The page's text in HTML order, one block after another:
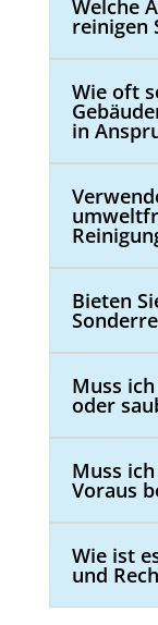
Welche
reinigen
Wie oft
in
Bieten
Muss
oder
Muss
Voraus
Wie ist
und